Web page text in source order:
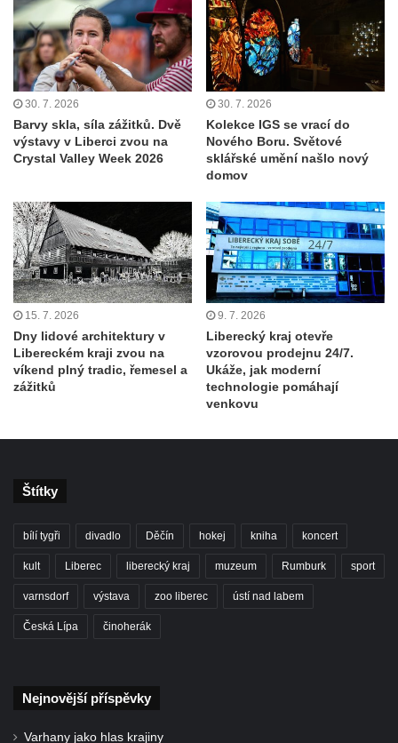
30. 7. 2026
Barvy skla, síla zážitků. Dvě
výstavy v Liberci zvou na
Crystal Valley Week 2026
30. 7. 2026
Kolekce IGS se vrací do
Nového Boru. Světové
sklářské umění našlo nový
domov
15. 7. 2026
Dny lidové architektury v
Libereckém kraji zvou na
víkend plný tradic, řemesel a
zážitků
9. 7. 2026
Liberecký kraj otevře
vzorovou prodejnu 24/7.
Ukáže, jak moderní
technologie pomáhají
venkovu
Štítky
bílí tygři divadlo Děčín hokej kniha koncert
kult Liberec liberecký kraj muzeum Rumburk sport
varnsdorf výstava zoo liberec ústí nad labem
Česká Lípa činoherák
Nejnovější příspěvky
Varhany jako hlas krajiny